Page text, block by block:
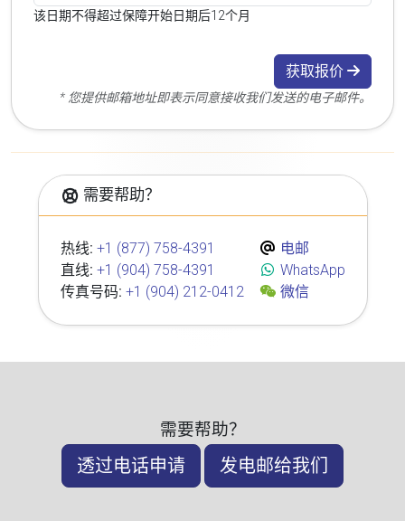
该日期不得超过保障开始日期后12个月
获取报价
* 您提供邮箱地址即表示同意接收我们发送的电子邮件。
需要帮助？
热线: +1 (877) 758-4391
直线: +1 (904) 758-4391
传真号码: +1 (904) 212-0412
电邮
WhatsApp
微信
需要帮助？
透过电话申请 发电邮给我们